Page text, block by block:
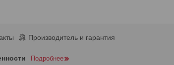
Производитель и гарантия
Подробнее